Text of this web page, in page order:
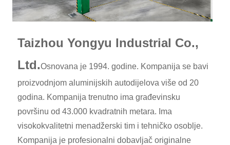
Taizhou Yongyu Industrial Co.,
Ltd.Osnovana je 1994. godine. Kompanija se bavi
proizvodnjom aluminijskih autodijelova više od 20
godina. Kompanija trenutno ima građevinsku
površinu od 43.000 kvadratnih metara. Ima
visokokvalitetni menadžerski tim i tehničko osoblje.
Kompanija je profesionalni dobavljač originalne